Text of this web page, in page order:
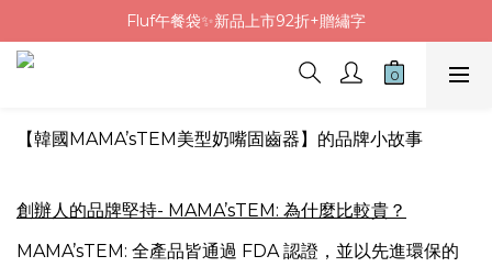
Fluf午餐袋✨新品上市92折+贈繡字
Fluf午餐袋✨新品上市92折+贈繡字
三色碗組上市🍚贈中英文姓名&【水果】雷雕
Fluf午餐袋✨新品上市92折+贈繡字
【韓國MAMA’sTEM美型奶嘴固齒器】的品牌小故事
創辦人的品牌堅持- MAMA’sTEM: 為什麼比較貴？
MAMA’sTEM: 全產品皆通過 FDA 認證，並以先進環保的